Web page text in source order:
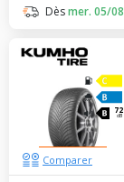
Dèsmer. 05/08
72
dB
Comparer